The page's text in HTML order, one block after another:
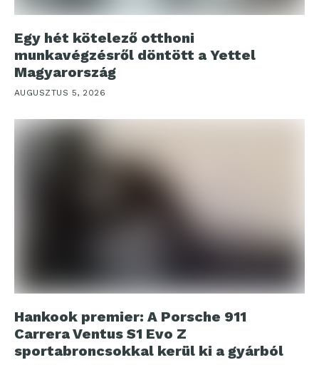
Egy hét kötelező otthoni
munkavégzésről döntött a Yettel
Magyarország
AUGUSZTUS 5, 2026
Hankook premier: A Porsche 911
Carrera Ventus S1 Evo Z
sportabroncsokkal kerül ki a gyárból